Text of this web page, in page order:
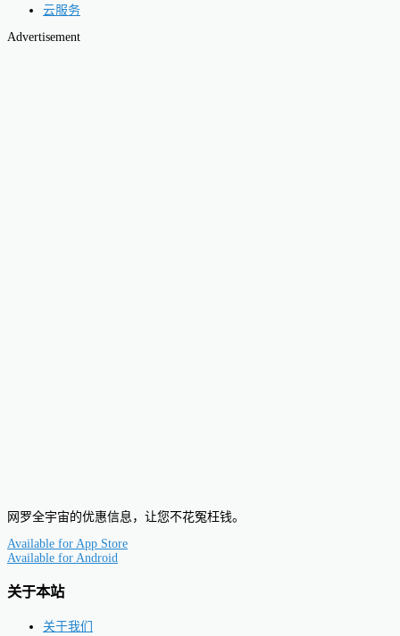
云服务
Advertisement
网罗全宇宙的优惠信息，让您不花冤枉钱。
Available for App Store
Available for Android
关于本站
关于我们